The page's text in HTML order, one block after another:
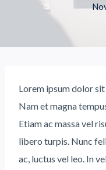
Lorem ipsum dolor
Nam et magna
Etiam ac massa vel
libero turpis. Nunc
ac, luctus vel leo. In